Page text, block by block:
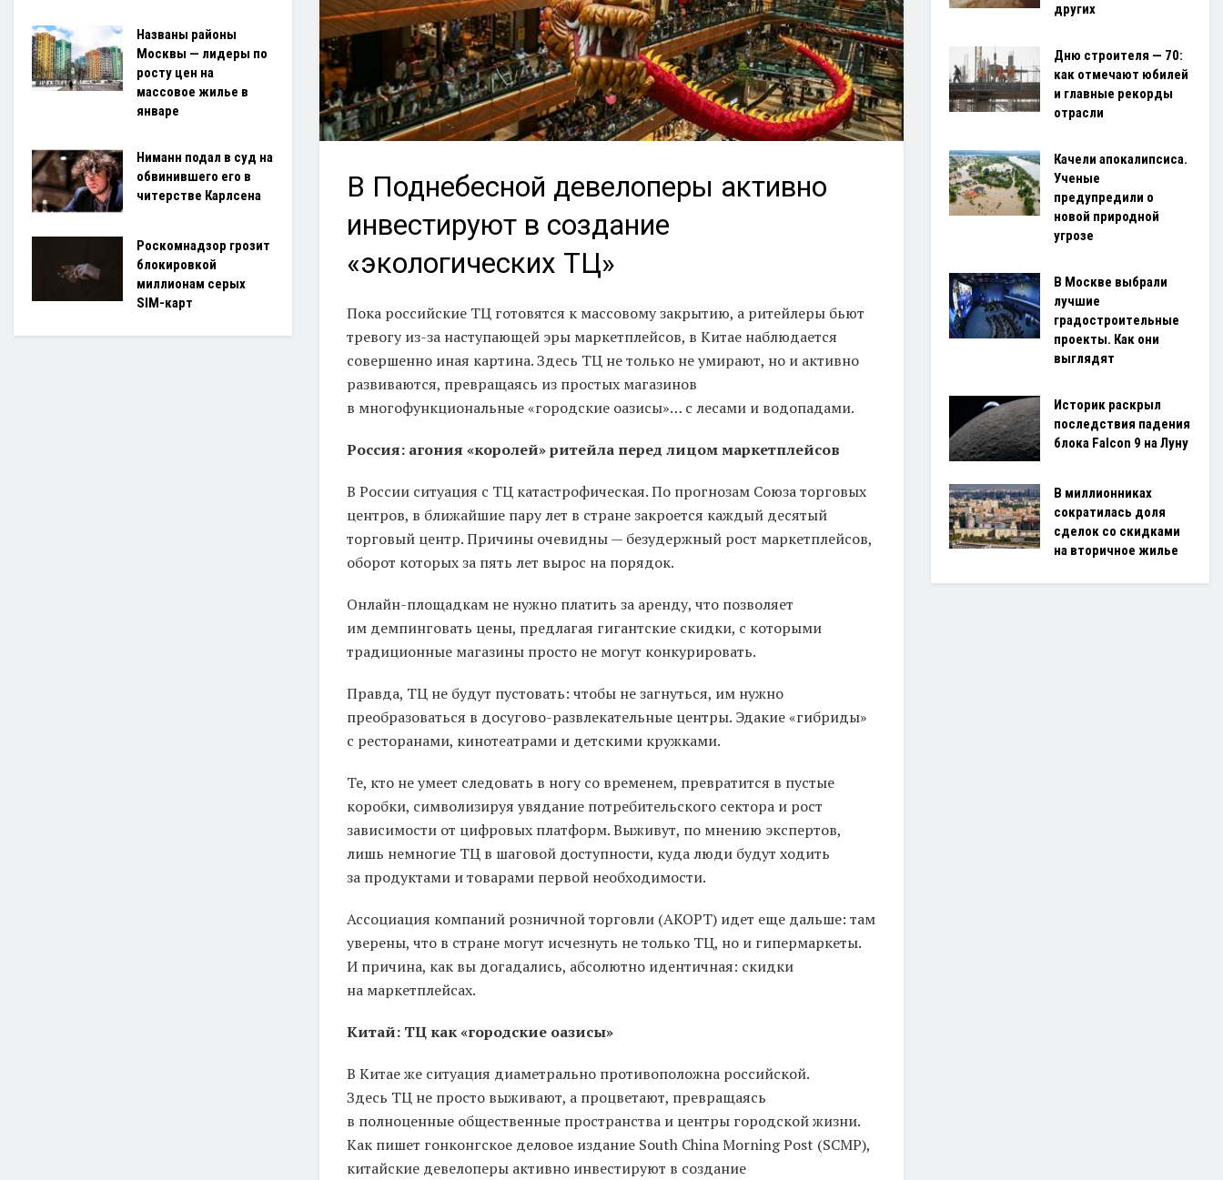
В Поднебесной девелоперы активно
инвестируют в создание
«экологических ТЦ»
Пока российские ТЦ готовятся к массовому закрытию, а ритейлеры бьют
тревогу из-за наступающей эры маркетплейсов, в Китае наблюдается
совершенно иная картина. Здесь ТЦ не только не умирают, но и активно
развиваются, превращаясь из простых магазинов
в многофункциональные «городские оазисы»… с лесами и водопадами.
Россия: агония «королей» ритейла перед лицом маркетплейсов
В России ситуация с ТЦ катастрофическая. По прогнозам Союза торговых
центров, в ближайшие пару лет в стране закроется каждый десятый
торговый центр. Причины очевидны — безудержный рост маркетплейсов,
оборот которых за пять лет вырос на порядок.
Онлайн-площадкам не нужно платить за аренду, что позволяет
им демпинговать цены, предлагая гигантские скидки, с которыми
традиционные магазины просто не могут конкурировать.
Правда, ТЦ не будут пустовать: чтобы не загнуться, им нужно
преобразоваться в досугово-развлекательные центры. Эдакие «гибриды»
с ресторанами, кинотеатрами и детскими кружками.
Те, кто не умеет следовать в ногу со временем, превратится в пустые
коробки, символизируя увядание потребительского сектора и рост
зависимости от цифровых платформ. Выживут, по мнению экспертов,
лишь немногие ТЦ в шаговой доступности, куда люди будут ходить
за продуктами и товарами первой необходимости.
Ассоциация компаний розничной торговли (АКОРТ) идет еще дальше: там
уверены, что в стране могут исчезнуть не только ТЦ, но и гипермаркеты.
И причина, как вы догадались, абсолютно идентичная: скидки
на маркетплейсах.
Китай: ТЦ как «городские оазисы»
В Китае же ситуация диаметрально противоположна российской.
Здесь ТЦ не просто выживают, а процветают, превращаясь
в полноценные общественные пространства и центры городской жизни.
Как пишет гонконгское деловое издание South China Morning Post (SCMP),
китайские девелоперы активно инвестируют в создание
Названы районы
Москвы — лидеры по
росту цен на
массовое жилье в
январе
Ниманн подал в суд на
обвинившего его в
читерстве Карлсена
Роскомнадзор грозит
блокировкой
миллионам серых
SIM-карт
других
Дню строителя — 70:
как отмечают юбилей
и главные рекорды
отрасли
Качели апокалипсиса.
Ученые
предупредили о
новой природной
угрозе
В Москве выбрали
лучшие
градостроительные
проекты. Как они
выглядят
Историк раскрыл
последствия падения
блока Falcon 9 на Луну
В миллионниках
сократилась доля
сделок со скидками
на вторичное жилье